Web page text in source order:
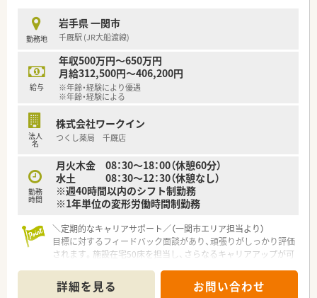
があり年末年始や慶弔休暇などもしっかり取得可能です。
【想定されるキャリアイメージ】
■定期的なフィードバック面談を通じてご自身の目標達成状況
を確認し着実にステップアップを図ることができる制度です。
■現場での経験を積んだ後はご希望や適性に応じて管理薬剤師
やエリアマネージャーなど責任ある役職への挑戦も可能です。
継続的な学習をサポートする体制があり専門性を高められま
す。
勤務地
岩手県 一関市
千厩駅 (JR大船渡線)
給与
年収500万円～650万円
月給312,500円～406,200円
※年齢・経験により優遇
※年齢・経験による
法人
名
株式会社ワークイン
つくし薬局 千厩店
勤務
時間
月火木金 08：30～18：00（休憩60分）
水土 08：30～12：30（休憩なし）
※週40時間以内のシフト制勤務
※1年単位の変形労働時間制勤務
＼定期的なキャリアサポート／（一関市エリア担当より）
目標に対するフィードバック面談があり、頑張りがしっかり評価
されます。施設在宅50床を担当し、さらなるキャリアアップが可
＊------------------------------------------＊
詳細を見る お問い合わせ